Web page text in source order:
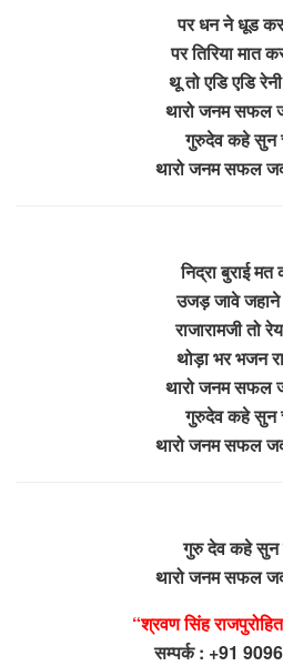
पर धन ने धूड कर
पर तिरिया मात
थू तो एडि एडि
थारो जनम सफल
गुरुदेव कहे सुन
थारो जनम सफल
निद्रा बुराई मत
उजड़ जावे जहाने
राजारामजी तो
थोड़ा भर भजन
थारो जनम सफल
गुरुदेव कहे सुन
थारो जनम सफल
गुरु देव कहे सुन
थारो जनम सफल
“श्रवण सिंह राजपुरोहित
सम्पर्क : +91